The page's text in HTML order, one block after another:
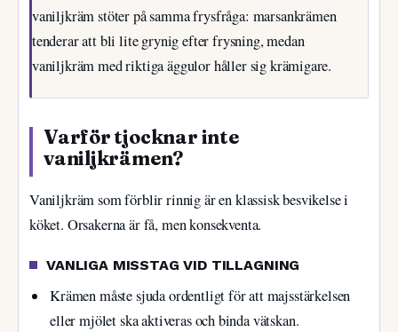
vaniljkräm stöter på samma frysfråga: marsankrämen
tenderar att bli lite grynig efter frysning, medan
vaniljkräm med riktiga äggulor håller sig krämigare.
Varför tjocknar inte
vaniljkrämen?
Vaniljkräm som förblir rinnig är en klassisk besvikelse i
köket. Orsakerna är få, men konsekventa.
VANLIGA MISSTAG VID TILLAGNING
Krämen måste sjuda ordentligt för att majsstärkelsen
eller mjölet ska aktiveras och binda vätskan.